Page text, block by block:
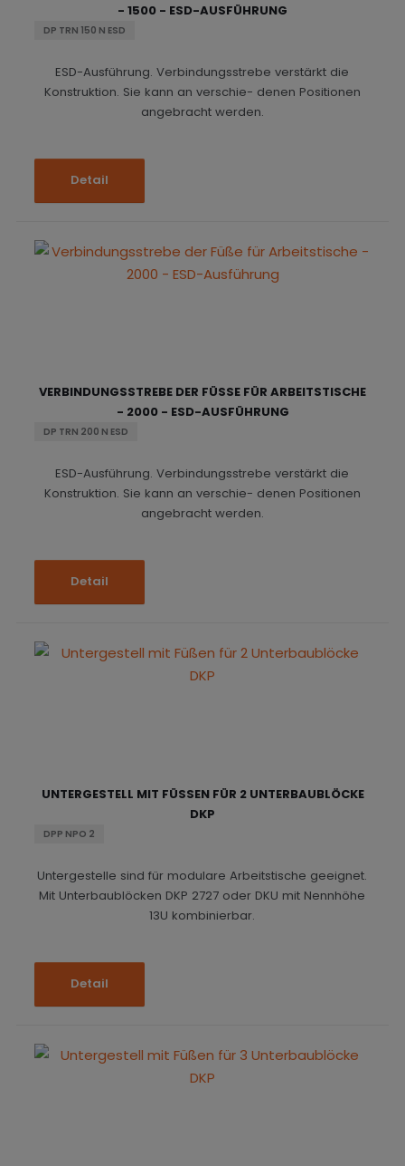
1500 - ESD-AUSFÜHRUNG
DP TRN 150 N ESD
ESD-Ausführung. Verbindungsstrebe verstärkt die
Konstruktion. Sie kann an verschie- denen Positionen
angebracht werden.
Detail
VERBINDUNGSSTREBE DER FÜSSE FÜR ARBEITSTISCHE -
2000 - ESD-AUSFÜHRUNG
DP TRN 200 N ESD
ESD-Ausführung. Verbindungsstrebe verstärkt die
Konstruktion. Sie kann an verschie- denen Positionen
angebracht werden.
Detail
UNTERGESTELL MIT FÜSSEN FÜR 2 UNTERBAUBLÖCKE D
KP
DPP NPO 2
Untergestelle sind für modulare Arbeitstische geeignet.
Mit Unterbaublöcken DKP 2727 oder DKU mit Nennhöhe
13U kombinierbar.
Detail